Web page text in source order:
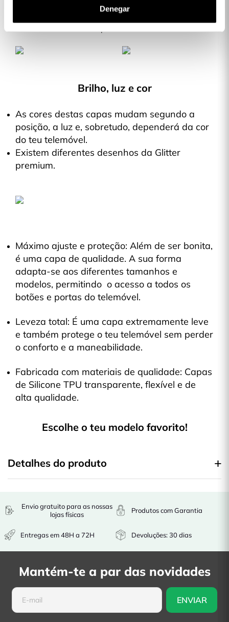
Denegar
As capas protetoras Glitter Premium que não passarão
Brilho, luz e cor
As cores destas capas mudam segundo a
posição, a luz e, sobretudo, dependerá da cor
do teu telemóvel.
Existem diferentes desenhos da Glitter
premium.
Máximo ajuste e proteção: Além de ser bonita,
é uma capa de qualidade. A sua forma
adapta-se aos diferentes tamanhos e
modelos, permitindo o acesso a todos os
botões e portas do telemóvel.
Leveza total: É uma capa extremamente leve
e também protege o teu telemóvel sem perder
o conforto e a maneabilidade.
Fabricada com materiais de qualidade: Capas
de Silicone TPU transparente, flexível e de
alta qualidade.
Escolhe o teu modelo favorito!
Detalhes do produto
Envio gratuito para as nossas
lojas físicas
Entregas em 48H a 72H
Produtos com Garantia
Devoluções: 30 dias
Mantém-te a par das novidades